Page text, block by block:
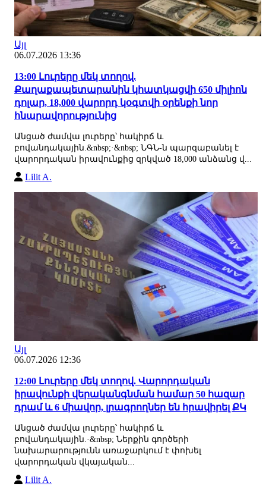
Այլ
06.07.2026 13:36
13:00 Լուրերը մեկ տողով.
Քաղաքապետարանին կհատկացվի 650 միլիոն
դոլար, 18,000 վարորդ կօգտվի օրենքի նոր
հնարավորությունից
Անցած ժամվա լուրերը՝ հակիրճ և
բովանդակային.&nbsp;·&nbsp; ՆԳՆ-ն պարզաբանել է
վարորդական իրավունքից զրկված 18,000 անձանց վ...
Lilit A.
Այլ
06.07.2026 12:36
12:00 Լուրերը մեկ տողով. Վարորդական
իրավունքի վերականգնման համար 50 հազար
դրամ և 6 միավոր, լրագրողներ են հրավիրել ՔԿ
Անցած ժամվա լուրերը՝ հակիրճ և
բովանդակային.·&nbsp; Ներքին գործերի
նախարարությունն առաջարկում է փոխել
վարորդական վկայական...
Lilit A.